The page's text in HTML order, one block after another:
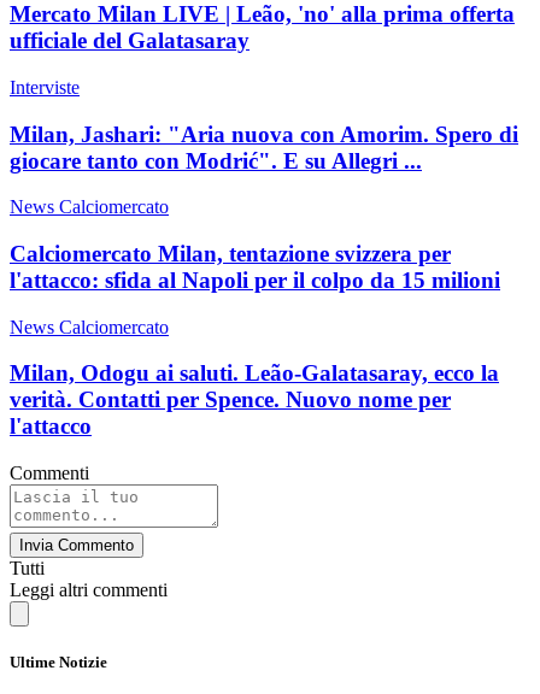
Mercato Milan LIVE | Leão, 'no' alla prima offerta
ufficiale del Galatasaray
Interviste
Milan, Jashari: "Aria nuova con Amorim. Spero di
giocare tanto con Modrić". E su Allegri ...
News Calciomercato
Calciomercato Milan, tentazione svizzera per
l'attacco: sfida al Napoli per il colpo da 15 milioni
News Calciomercato
Milan, Odogu ai saluti. Leão-Galatasaray, ecco la
verità. Contatti per Spence. Nuovo nome per
l'attacco
Commenti
Invia Commento
Tutti
Leggi altri commenti
Ultime Notizie